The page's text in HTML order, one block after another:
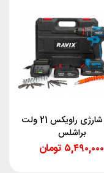
دریل شارژی راویکس 21 ولت
براشلس
تومان ۵,۴۹۰,۰۰۰